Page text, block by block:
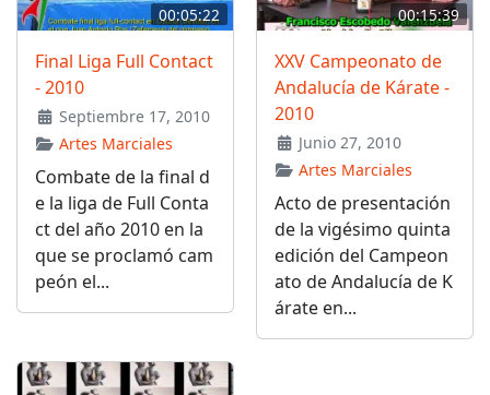
00:05:22
Final Liga Full Contact
- 2010
Septiembre 17, 2010
Artes Marciales
Combate de la final d
e la liga de Full Conta
ct del año 2010 en la
que se proclamó cam
peón el...
00:15:39
XXV Campeonato de
Andalucía de Kárate -
2010
Junio 27, 2010
Artes Marciales
Acto de presentación
de la vigésimo quinta
edición del Campeon
ato de Andalucía de K
árate en...